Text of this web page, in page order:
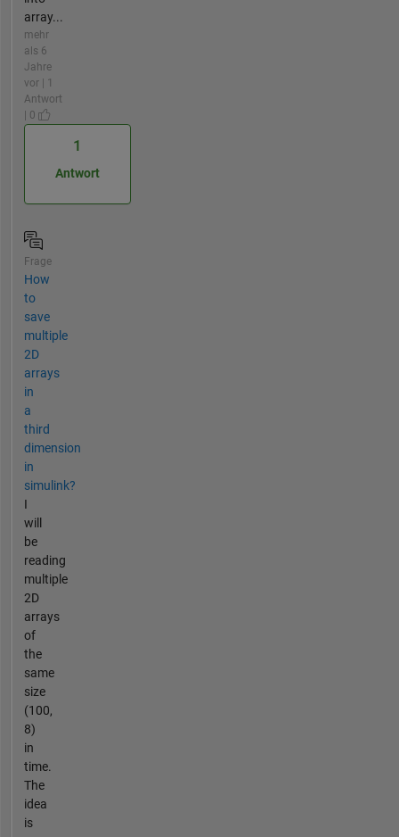
array...
mehr
als 6
Jahre
vor | 1
Antwort
| 0
1
Antwort
Frage
How
to
save
multiple
2D
arrays
in
a
third
dimension
in
simulink?
I
will
be
reading
multiple
2D
arrays
of
the
same
size
(100,
8)
in
time.
The
idea
is